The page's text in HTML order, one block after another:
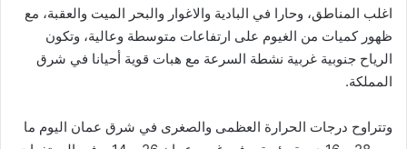
اغلب المناطق، وحارا في البادية والاغوار والبحر الميت والعقبة، مع
ظهور كميات من الغيوم على ارتفاعات متوسطة وعالية، وتكون
الرياح جنوبية غربية نشطة السرعة مع هبات قوية أحيانا في شرق
المملكة.
وتتراوح درجات الحرارة العظمى والصغرى في شرق عمان اليوم ما